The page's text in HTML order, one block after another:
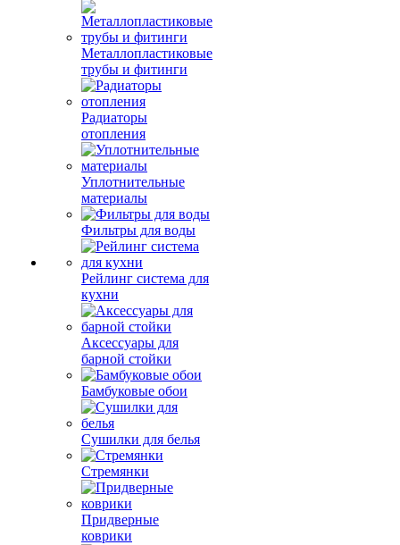
Металлопластиковые
трубы и фитинги
Радиаторы
отопления
Уплотнительные
материалы
Фильтры для воды
Рейлинг система для
кухни
Аксессуары для
барной стойки
Бамбуковые обои
Сушилки для белья
Стремянки
Придверные
коврики